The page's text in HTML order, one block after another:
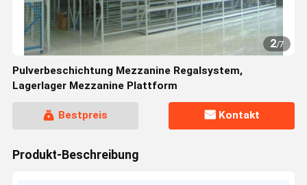
2/7
Pulverbeschichtung Mezzanine Regalsystem,
Lagerlager Mezzanine Plattform
Bestpreis Kontakt
Produkt-Beschreibung